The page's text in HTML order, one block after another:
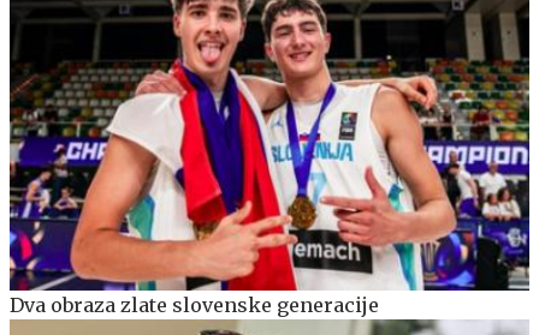
Dva obraza zlate slovenske generacije